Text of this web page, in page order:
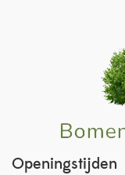
Openingstijden